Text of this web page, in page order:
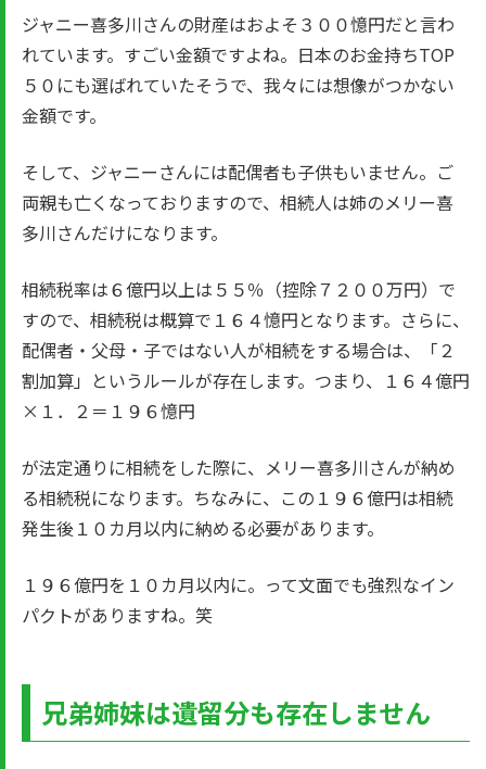
ジャニー喜多川さんの財産はおよそ３００憶円だと言わ
れています。すごい金額ですよね。日本のお金持ちTOP
５０にも選ばれていたそうで、我々には想像がつかない
金額です。
そして、ジャニーさんには配偶者も子供もいません。ご
両親も亡くなっておりますので、相続人は姉のメリー喜
多川さんだけになります。
相続税率は６億円以上は５５％（控除７２００万円）で
すので、相続税は概算で１６４憶円となります。さらに、
配偶者・父母・子ではない人が相続をする場合は、「２
割加算」というルールが存在します。つまり、１６４億円
×１．２＝１９６憶円
が法定通りに相続をした際に、メリー喜多川さんが納め
る相続税になります。ちなみに、この１９６億円は相続
発生後１０カ月以内に納める必要があります。
１９６億円を１０カ月以内に。って文面でも強烈なイン
パクトがありますね。笑
兄弟姉妹は遺留分も存在しません